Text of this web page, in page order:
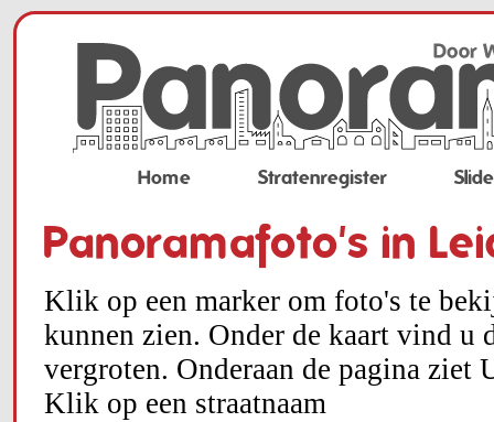
Home Stratenregister
Panoramafoto's in
Klik op een marker om foto's te
kunnen zien. Onder de kaart vind
vergroten. Onderaan de pagina ziet
Klik op een straatnaam